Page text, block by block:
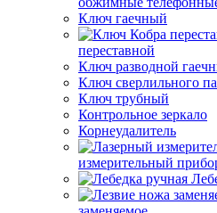
Ключ гаечный
переставной
Ключ разводной
Ключ сверлильного
Ключ трубный
Контрольное зеркало
Корнеудалитель
измерительный